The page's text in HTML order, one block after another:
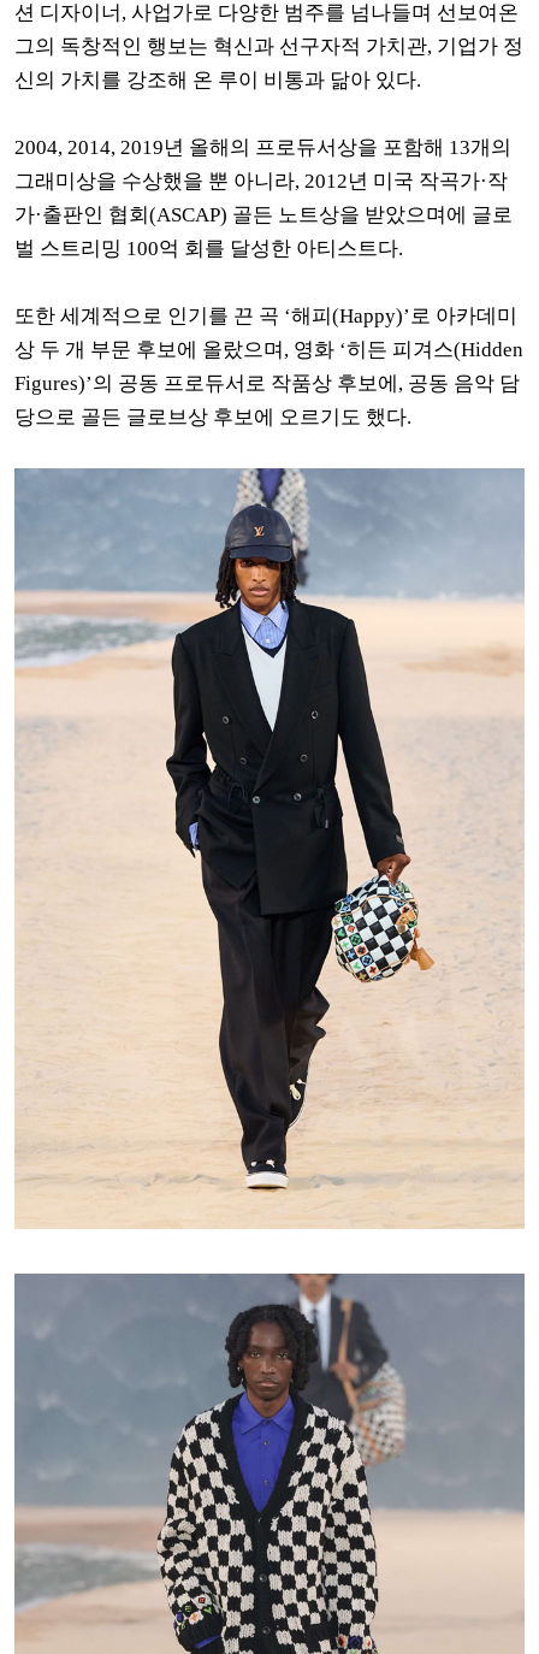
션 디자이너, 사업가로 다양한 범주를 넘나들며 선보여온
그의 독창적인 행보는 혁신과 선구자적 가치관, 기업가 정
신의 가치를 강조해 온 루이 비통과 닮아 있다.
2004, 2014, 2019년 올해의 프로듀서상을 포함해 13개의
그래미상을 수상했을 뿐 아니라, 2012년 미국 작곡가·작
가·출판인 협회(ASCAP) 골든 노트상을 받았으며에 글로
벌 스트리밍 100억 회를 달성한 아티스트다.
또한 세계적으로 인기를 끈 곡 ‘해피(Happy)’로 아카데미
상 두 개 부문 후보에 올랐으며, 영화 ‘히든 피겨스(Hidden
Figures)’의 공동 프로듀서로 작품상 후보에, 공동 음악 담
당으로 골든 글로브상 후보에 오르기도 했다.